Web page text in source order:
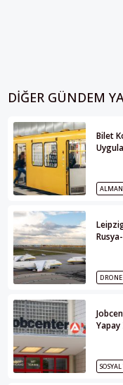
DIĞER GÜNDEM
Bilet
DRONE